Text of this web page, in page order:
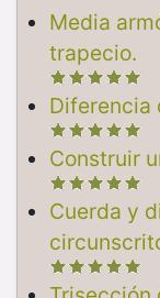
Media
trapecio.
Diferencia
Construir
Cuerda y